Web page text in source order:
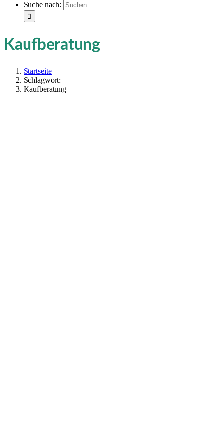
Suche nach:
Kaufberatung
Startseite
Schlagwort:
Kaufberatung